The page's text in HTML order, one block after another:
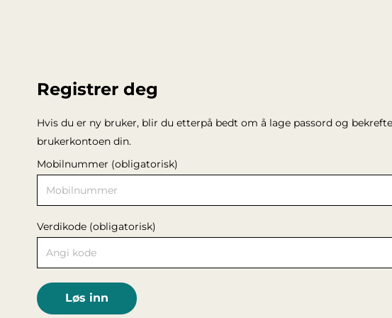
Registrer deg
Hvis du er ny bruker, blir du etterpå bedt om å lage passord og bekrefte
brukerkontoen din.
Mobilnummer (obligatorisk)
Verdikode (obligatorisk)